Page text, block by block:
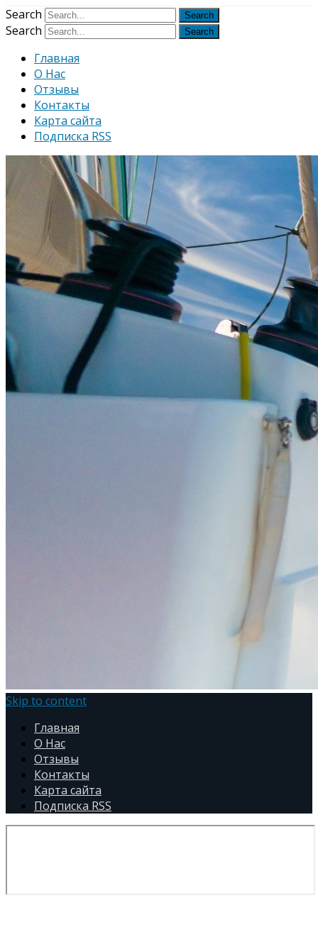
Search
Search
Главная
О Нас
Отзывы
Контакты
Карта сайта
Подписка RSS
Skip to content
Главная
О Нас
Отзывы
Контакты
Карта сайта
Подписка RSS
Узнать больше.